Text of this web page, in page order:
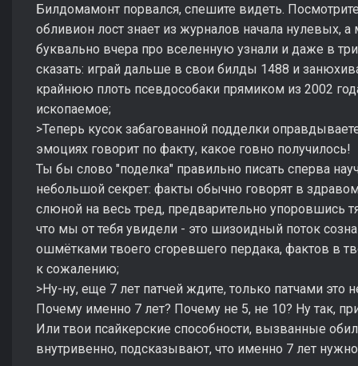
Билдомамонт порвался, спешите видеть.
обливион лост знает из журналов начала нулевых, а
буквально вчера про вселенную узнали и даже в
сказать: играй дальше в свои билды 1488 и
крайнюю плоть псевдособаки прямиком из 2002
ископаемое;
>Теперь кусок забагованной подделки
эмоциях говорит по факту, какое говно получилось!
Ты бы слово "поделка" правильно писать сперва
небольшой секрет: факты обычно говорят в
слюной на весь тред, предварительно упоровшись
что мы от тебя увидели - это шизоидный поток
ошмётками твоего сгоревшего пердака, фактов в
к сожалению;
>Ну-ну, еще 7 лет патчей ждите, только патчами это
Почему именно 7 лет? Почему не 5, не 10? Ну так,
Или твои псайкерские способности, вызванные
внутривенно, подсказывают, что именно 7 лет